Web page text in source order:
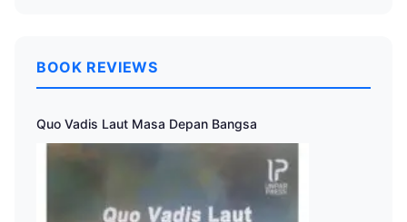
BOOK REVIEWS
Quo Vadis Laut Masa Depan Bangsa